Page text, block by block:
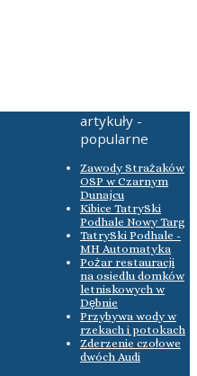
artykuły -
popularne
Zawody Strażaków
OSP w Czarnym
Dunajcu
Kibice TatrySki
Podhale Nowy Targ
TatrySki Podhale -
MH Automatyka
Pożar restauracji
na osiedlu domków
letniskowych w
Dębnie
Przybywa wody w
rzekach i potokach
Zderzenie czołowe
dwóch Audi